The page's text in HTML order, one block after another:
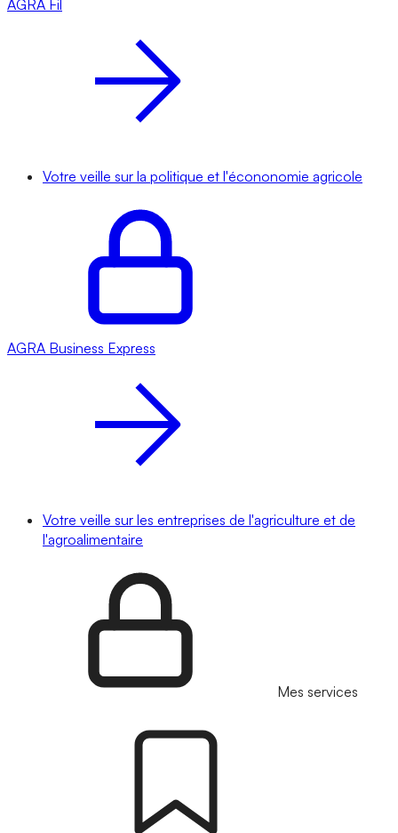
AGRA Fil
Votre veille sur la politique et l'écononomie agricole
AGRA Business Express
Votre veille sur les entreprises de l'agriculture et de
l'agroalimentaire
Mes services